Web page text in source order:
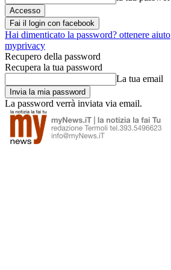
Fai il login con facebook
Hai dimenticato la password? ottenere aiuto
myprivacy
Recupero della password
Recupera la tua password
La tua email
La password verrà inviata via email.